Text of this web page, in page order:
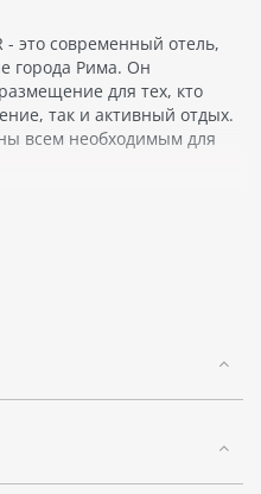
- это современный отель,
города Рима. Он
для тех, кто
так и активный отдых.
всем необходимым для
- в пешей доступности
транспорте.
Гости могут посетить